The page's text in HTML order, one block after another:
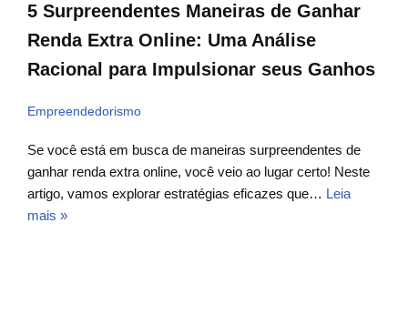
5 Surpreendentes Maneiras de Ganhar
Renda Extra Online: Uma Análise
Racional para Impulsionar seus Ganhos
Empreendedorismo
Se você está em busca de maneiras surpreendentes de
ganhar renda extra online, você veio ao lugar certo! Neste
artigo, vamos explorar estratégias eficazes que… Leia
mais »